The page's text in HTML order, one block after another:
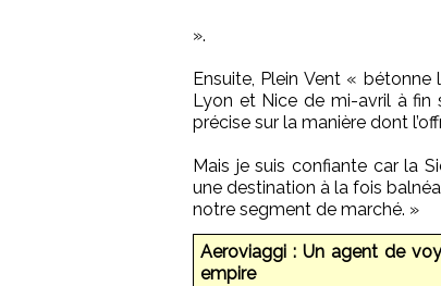
».
Ensuite, Plein Vent «
Lyon et Nice de mi-avril à fin
précise sur la manière dont
Mais je suis confiante car la
une destination à la fois
notre segment de marché. »
Aeroviaggi : Un agent de
empire